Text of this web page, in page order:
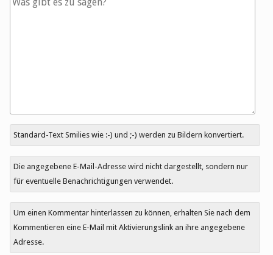
Antwort
zu
Standard-Text Smilies wie :-) und ;-) werden zu Bildern konvertiert.
Die angegebene E-Mail-Adresse wird nicht dargestellt, sondern nur
für eventuelle Benachrichtigungen verwendet.
Um einen Kommentar hinterlassen zu können, erhalten Sie nach dem
Kommentieren eine E-Mail mit Aktivierungslink an ihre angegebene
Adresse.